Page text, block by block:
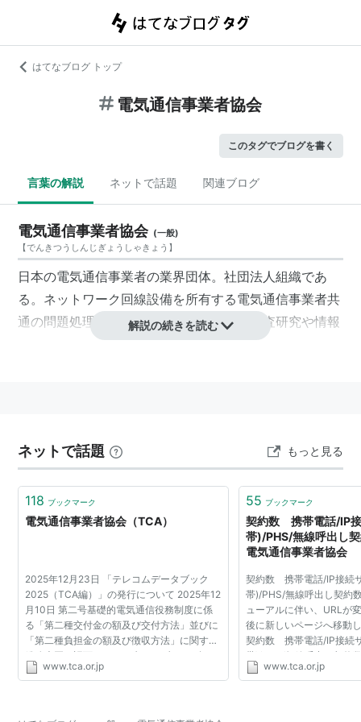
はてなブログ トップ
電気通信事業者協会
このタグでブログを書く
言葉の解説 ネットで話題 関連ブログ
電気通信事業者協会 (一般)
【でんきつうしんじぎょうしゃきょう 】
日本の電気通信事業者の業界団体。社団法人組織であ
る。ネットワーク回線設備を所有する電気通信事業者共
通の問題処理及び電気通信事業に関する調査研究や情報
提供等を通じて、情報通信産業の健全な発展と国民の利
解説の続きを読む
ネットで話題 もっと見る
118 ブックマーク
電気通信事業者協会（TCA）
2025年12月23日 「テレコムデータブック
2025（TCA編）」の発行について 2025年12
月10日 第二号基礎的電気通信役務制度に係
る「第二種交付金の額及び交付方法」並びに
「第二種負担金の額及び徴収方法」に関する
総務大臣の認可について (302KB) 2025年11
月13日 電話のユニバーサルサービス（第一
www.tca.or.jp
55 ブックマーク
契約数 携帯電話/IP
帯)/PHS/無線呼出し
電気通信事業者協会
契約数 携帯電話/IP接続
帯)/PHS/無線呼出し契約
ューアルに伴い、URLが
後に新しいページへ移動
契約数 携帯電話/IP接続
帯)/PHS/無線呼出し契約
http://www.tca.or.jp/
www.tca.or.jp